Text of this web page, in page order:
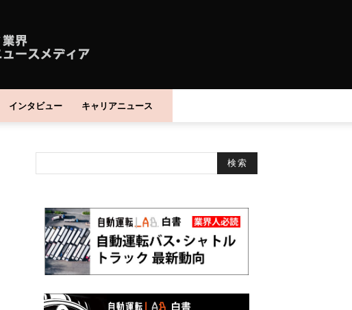
インタビュー キャリアニュース